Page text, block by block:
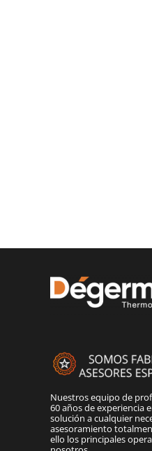
Nuestros equipo de
60 años de experiencia
solución a cualquier
asesoramiento
ello los principales